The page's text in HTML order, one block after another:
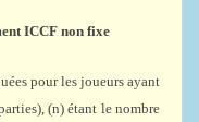
ICCF non fixe
pour les joueurs ayant
(n) étant le nombre